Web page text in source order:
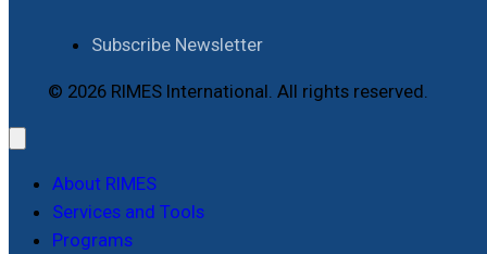
Subscribe Newsletter
© 2026 RIMES International. All rights reserved.
About RIMES
Services and Tools
Programs